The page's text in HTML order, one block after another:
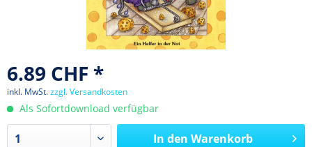
6.89 CHF *
inkl. MwSt.zzgl. Versandkosten
Als Sofortdownload verfügbar
In den Warenkorb